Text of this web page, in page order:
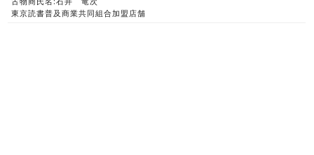
東京読書普及商業共同組合加盟店舗